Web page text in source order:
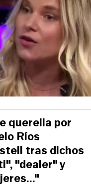
querella por
Ríos
tras dichos
"dealer" y